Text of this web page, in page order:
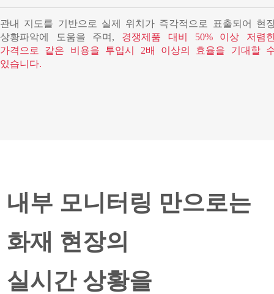
관내 지도를 기반으로 실제 위치가 즉각적으로 표출되어 현
상황파악에 도움을 주며, 경쟁제품 대비 50% 이상 저렴
가격으로 같은 비용을 투입시 2배 이상의 효율을 기대할
있습니다.
내부 모니터링 만으로는
화재 현장의
실시간 상황을